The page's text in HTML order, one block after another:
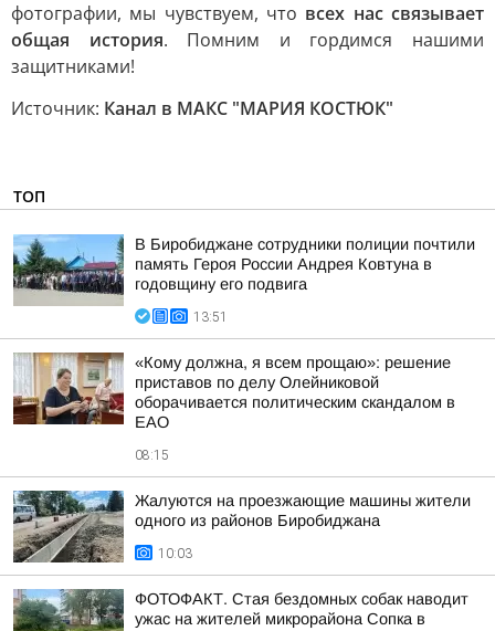
фотографии, мы чувствуем, что всех нас связывает
общая история. Помним и гордимся нашими
защитниками!
Источник: Канал в МАКС "МАРИЯ КОСТЮК"
ТОП
В Биробиджане сотрудники полиции почтили
память Героя России Андрея Ковтуна в
годовщину его подвига
13:51
«Кому должна, я всем прощаю»: решение
приставов по делу Олейниковой
оборачивается политическим скандалом в
ЕАО
08:15
Жалуются на проезжающие машины жители
одного из районов Биробиджана
10:03
ФОТОФАКТ. Стая бездомных собак наводит
ужас на жителей микрорайона Сопка в